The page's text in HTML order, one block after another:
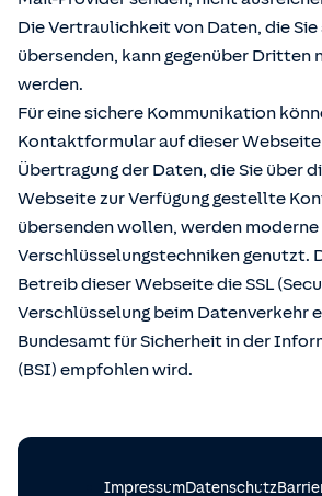
Die Vertraulichkeit von Daten, die Sie
übersenden, kann gegenüber
werden.
Für eine sichere Kommunikation
Kontaktformular auf dieser Webseite
Übertragung der Daten, die Sie über
Webseite zur Verfügung gestellte
übersenden wollen, werden moderne
Verschlüsselungstechniken genutzt.
Betreib dieser Webseite die SSL
Verschlüsselung beim Datenverkehr
Bundesamt für Sicherheit in der
(BSI) empfohlen wird.
ImpressumDatenschutz